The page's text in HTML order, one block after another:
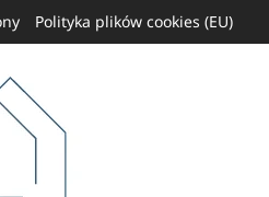
Polityka plików cookies (EU)